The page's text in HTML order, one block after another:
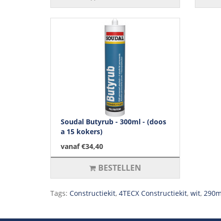
Soudal Butyrub - 300ml - (doos
a 15 kokers)
vanaf €34,40
BESTELLEN
Tags: Constructiekit, 4TECX Constructiekit, wit,